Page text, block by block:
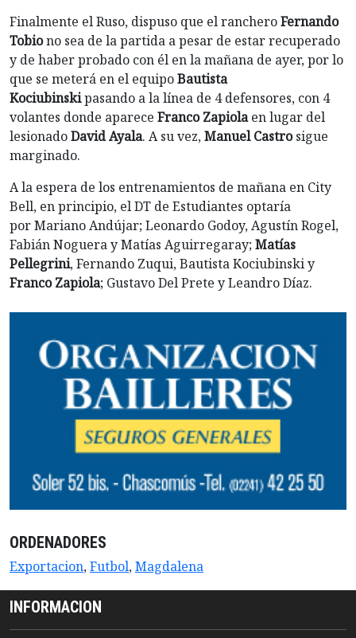
Finalmente el Ruso, dispuso que el rancheroFernando
Tobiono sea de la partida a pesar de estar recuperado
y de haber probado con él en la mañana de ayer, por lo
que se meterá en el equipoBautista
Kociubinskipasando a la línea de 4 defensores, con 4
volantes donde aparece Franco Zapiolaen lugar del
lesionadoDavid Ayala. A su vez,Manuel Castrosigue
marginado.
A la espera de los entrenamientos de mañana en City
Bell, en principio, el DT de Estudiantes optaría
por Mariano Andújar; Leonardo Godoy, Agustín Rogel,
Fabián Noguera y Matías Aguirregaray; Matías
Pellegrini, Fernando Zuqui, Bautista Kociubinski y
Franco Zapiola; Gustavo Del Prete y Leandro Díaz.
ORDENADORES
Exportacion,Futbol,Magdalena
INFORMACION